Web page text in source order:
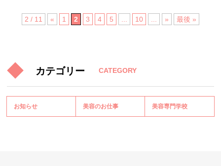
2 / 11 « 1 2 3 4 5 10 » 最後 »
カテゴリー CATEGORY
お知らせ 美容のお仕事 美容専門学校